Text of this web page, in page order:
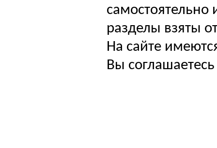
самостоятельно
разделы взяты
На сайте
Вы